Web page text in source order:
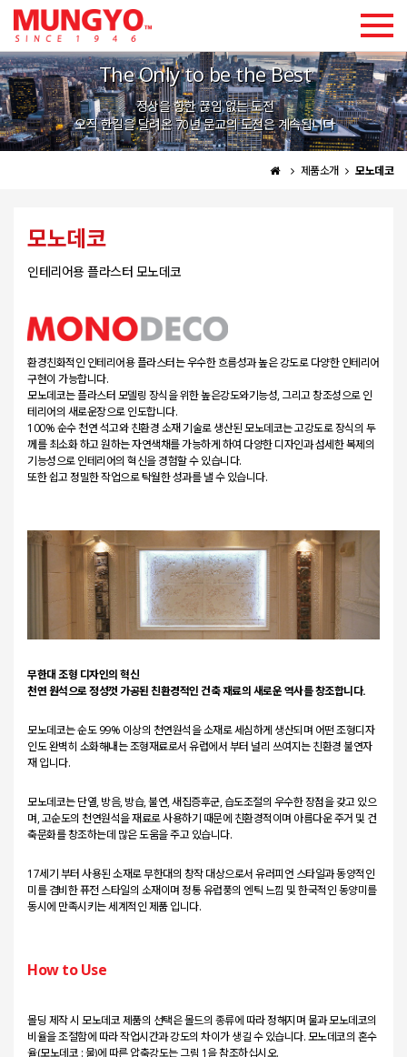
로그인 회원가입
CHINESE ENGLISH KOREAN
The Only to be the Best
정상을 향한 끊임 없는 도전
오직 한길을 달려온 70년 문교의 도전은 계속됩니다
제품소개 모노데코
모노데코
인테리어용 플라스터 모노데코
환경친화적인 인테리어용 플라스터는 우수한 흐름성과 높은 강도로 다양한 인테리어
구현이 가능합니다.
모노데코는 플라스터 모델링 장식을 위한 높은강도와기능성, 그리고 창조성으로 인
테리어의 새로운장으로 인도합니다.
100% 순수 천연 석고와 친환경 소재 기술로 생산된 모노데코는 고강도로 장식의 두
께를 최소화 하고 원하는 자연색채를 가능하게 하여 다양한 디자인과 섬세한 복제의
기능성으로 인테리어의 혁신을 경험할 수 있습니다.
또한 쉽고 정밀한 작업으로 탁월한 성과를 낼 수 있습니다.
무한대 조형 디자인의 혁신
천연 원석으로 정성껏 가공된 친환경적인 건축 재료의 새로운 역사를 창조합니다.
모노데코는 순도 99% 이상의 천연원석을 소재로 세심하게 생산되며 어떤 조형디자
인도 완벽히 소화해내는 조형재료로서 유럽에서 부터 널리 쓰여지는 친환경 불연자
재 입니다.
모노데코는 단열, 방음, 방습, 불연, 새집증후군, 습도조절의 우수한 장점을 갖고 있으
며, 고순도의 천연원석을 재료로 사용하기 때문에 친환경적이며 아름다운 주거 및 건
축문화를 창조하는데 많은 도움을 주고 있습니다.
17세기 부터 사용된 소재로 무한대의 창작 대상으로서 유러피언 스타일과 동양적인
미를 겸비한 퓨전 스타일의 소재이며 정통 유럽풍의 엔틱 느낌 및 한국적인 동양미를
동시에 만족시키는 세계적인 제품 입니다.
How to Use
몰딩 제작 시 모노데코 제품의 선택은 몰드의 종류에 따라 정해지며 물과 모노데코의
비율을 조절함에 따라 작업시간과 강도의 차이가 생길 수 있습니다. 모노데코의 혼수
율(모노데코 : 물)에 따른 압축강도는 그림 1을 참조하십시오.